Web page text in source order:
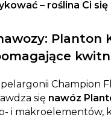
– roślina Ci
Planton
Champion
się nawóz
i makroelementów,